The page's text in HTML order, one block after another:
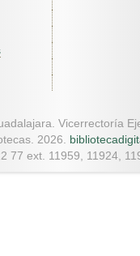
Vicerrectoría
2026.
77 ext. 11959, 11924,